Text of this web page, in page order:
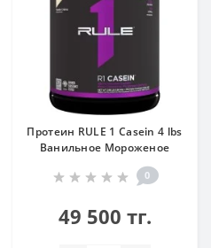
Протеин RULE 1 Casein 4 lbs
Ванильное Мороженое
0
49 500 тг.